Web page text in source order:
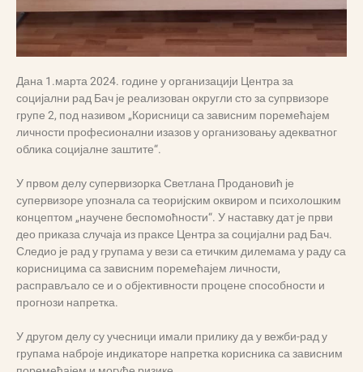
Дана 1.марта 2024. године у организацији Центра за
социјални рад Бач је реализован округли сто за супрвизоре
групе 2, под називом „Корисници са зависним поремећајем
личности професионални изазов у организовању адекватног
облика социјалне заштите“.
У првом делу супервизорка Светлана Продановић је
супервизоре упознала са теоријским оквиром и психолошким
концептом „научене беспомоћности“. У наставку дат је први
део приказа случаја из праксе Центра за социјални рад Бач.
Следио је рад у групама у вези са етичким дилемама у раду са
корисницима са зависним поремећајем личности,
расправљало се и о објективности процене способности и
прогнози напретка.
У другом делу су учесници имали прилику да у вежби-рад у
групама наброје индикаторе напретка корисника са зависним